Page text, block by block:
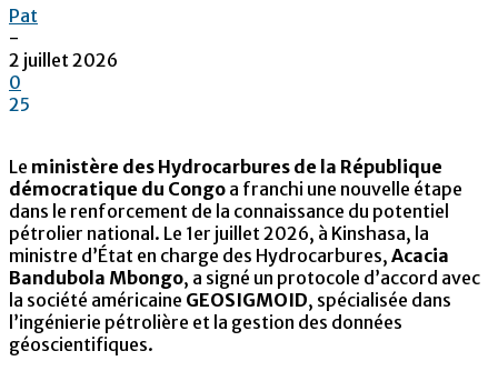
Pat
-
2 juillet 2026
0
25
Le ministère des Hydrocarbures de la République
démocratique du Congo a franchi une nouvelle étape
dans le renforcement de la connaissance du potentiel
pétrolier national. Le 1er juillet 2026, à Kinshasa, la
ministre d’État en charge des Hydrocarbures, Acacia
Bandubola Mbongo, a signé un protocole d’accord avec
la société américaine GEOSIGMOID, spécialisée dans
l’ingénierie pétrolière et la gestion des données
géoscientifiques.